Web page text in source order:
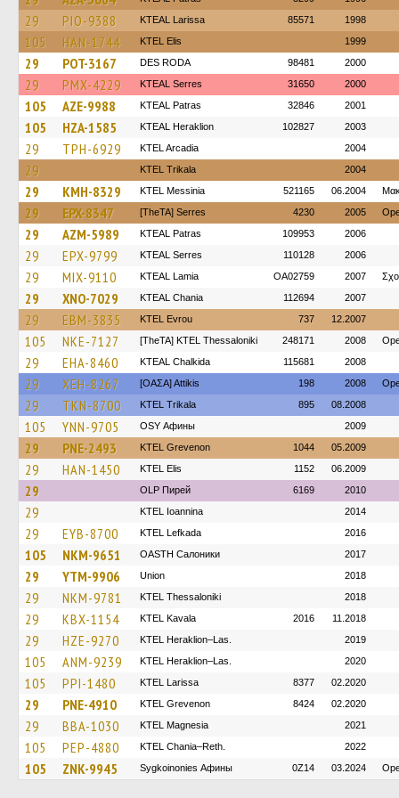
29 PIO-9388 KTEAL Larissa 85571 1998
105 HAN-1744 KTEL Elis 1999
29 POT-3167 DES RODA 98481 2000
29 PMX-4229 KTEAL Serres 31650 2000
105 AZE-9988 KTEAL Patras 32846 2001
105 HZA-1585 KTEAL Heraklion 102827 2003
29 TPH-6929 KTEL Arcadia 2004
29 ΚΤΕL Τrikala 2004
29 KMH-8329 KTEL Messinia 521165 06.2004
29 EPX-8347 [TheTA] Serres 4230 2005
29 AZM-5989 KTEAL Patras 109953 2006
29 EPX-9799 KTEAL Serres 110128 2006
29 MIX-9110 KTEAL Lamia OA02759 2007
29 XNO-7029 KTEAL Chania 112694 2007
29 EBM-3835 KTEL Evrou 737 12.2007
105 NKE-7127 [TheTA] KTEL Thessaloniki 248171 2008
29 EHA-8460 KTEAL Chalkida 115681 2008
29 XEH-8267 [ΟΑΣΑ] Αttikis 198 2008
29 TKN-8700 ΚΤΕL Τrikala 895 08.2008
105 YNN-9705 OSY Афины 2009
29 PNE-2493 ΚΤΕL Grevenon 1044 05.2009
29 HAN-1450 KTEL Elis 1152 06.2009
29 OLP Пирей 6169 2010
29 KTEL Ioannina 2014
29 EYB-8700 KTEL Lefkada 2016
105 NKM-9651 OASTH Салоники 2017
29 YTM-9906 Union 2018
29 NKM-9781 KTEL Thessaloniki 2018
29 KBX-1154 KTEL Kavala 2016 11.2018
29 HZE-9270 KTEL Heraklion–Las. 2019
105 ANM-9239 KTEL Heraklion–Las. 2020
105 PPI-1480 KTEL Larissa 8377 02.2020
29 PNE-4910 ΚΤΕL Grevenon 8424 02.2020
29 BBA-1030 ΚΤΕL Magnesia 2021
105 PEP-4880 KTEL Chania–Reth. 2022
105 ZNK-9945 Sygkoinonies Афины 0Z14 03.2024